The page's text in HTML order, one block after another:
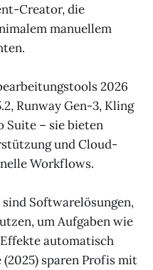
Creator, die
manuellem
2026
Runway Gen-3, Kling
Suite – sie bieten
und Cloud-
Workflows.
Softwarelösungen,
um Aufgaben wie
automatisch
sparen Profis mit